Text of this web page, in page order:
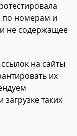
по номерам и
не содержащее
на сайты
их
таких